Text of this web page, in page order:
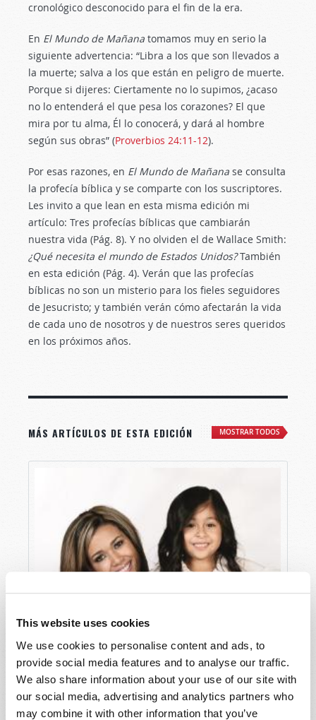
This website uses cookies
We use cookies to personalise content and ads, to
provide social media features and to analyse our traffic.
We also share information about your use of our site with
our social media, advertising and analytics partners who
may combine it with other information that you’ve
cronológico desconocido para el fin de la era.
En El Mundo de Mañana tomamos muy en serio la
siguiente advertencia: “Libra a los que son llevados a
la muerte; salva a los que están en peligro de muerte.
Porque si dijeres: Ciertamente no lo supimos, ¿acaso
no lo entenderá el que pesa los corazones? El que
mira por tu alma, Él lo conocerá, y dará al hombre
según sus obras” (Proverbios 24:11-12).
Por esas razones, en El Mundo de Mañana se consulta
la profecía bíblica y se comparte con los suscriptores.
Les invito a que lean en esta misma edición mi
artículo: Tres profecías bíblicas que cambiarán
nuestra vida (Pág. 8). Y no olviden el de Wallace Smith:
¿Qué necesita el mundo de Estados Unidos?También
en esta edición (Pág. 4). Verán que las profecías
bíblicas no son un misterio para los fieles seguidores
de Jesucristo; y también verán cómo afectarán la vida
de cada uno de nosotros y de nuestros seres queridos
en los próximos años.
MÁS ARTÍCULOS DE ESTA EDICIÓN MOSTRAR TODOS